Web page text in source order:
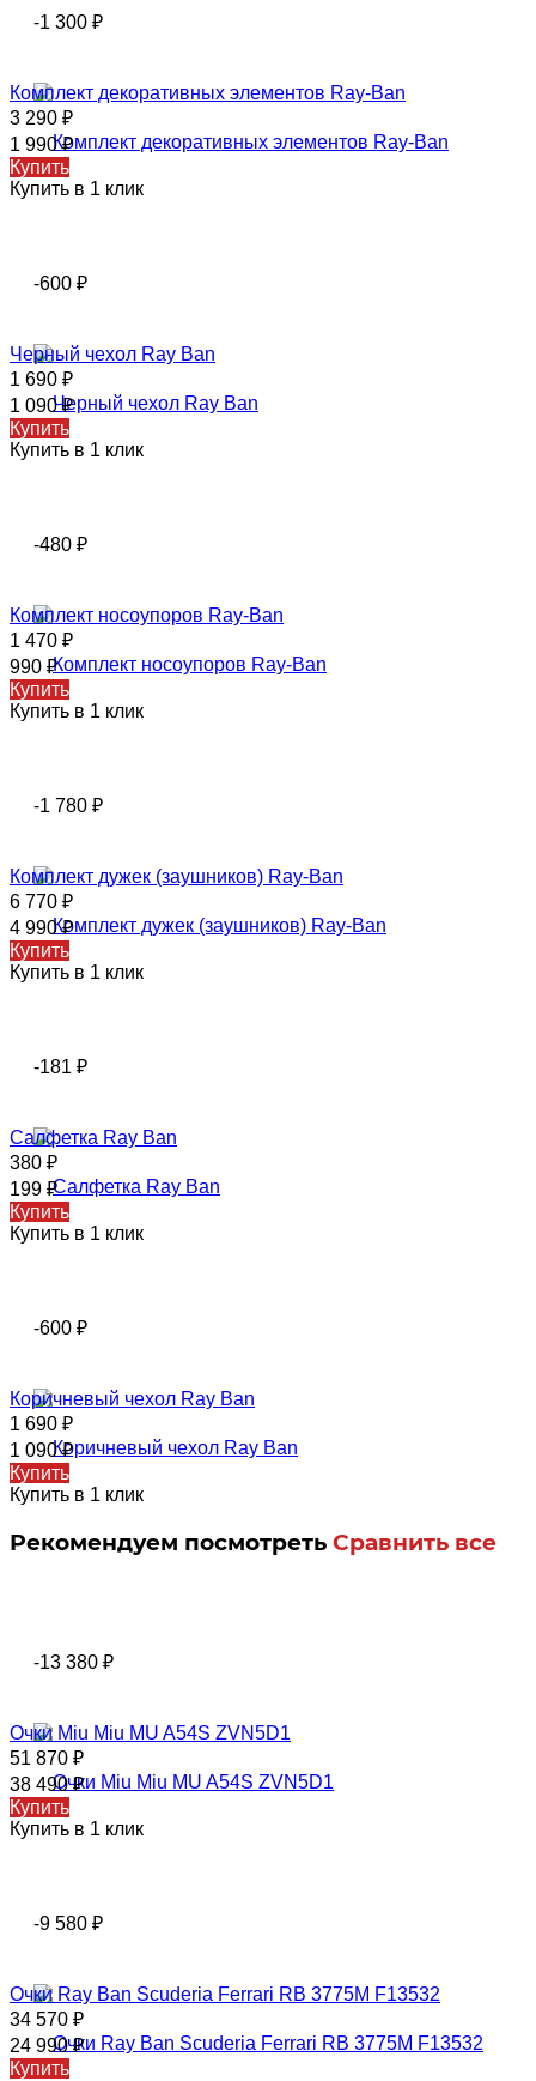
-1 300 ₽
Комплект декоративных элементов Ray-Ban
3 290 ₽
1 990₽
Купить
Купить в 1 клик
-600 ₽
Черный чехол Ray Ban
1 690 ₽
1 090₽
Купить
Купить в 1 клик
-480 ₽
Комплект носоупоров Ray-Ban
1 470 ₽
990 ₽
Купить
Купить в 1 клик
-1 780 ₽
Комплект дужек (заушников) Ray-Ban
6 770 ₽
4 990₽
Купить
Купить в 1 клик
-181 ₽
Салфетка Ray Ban
380 ₽
199 ₽
Купить
Купить в 1 клик
-600 ₽
Коричневый чехол Ray Ban
1 690 ₽
1 090₽
Купить
Купить в 1 клик
Рекомендуем посмотреть Сравнить все
-13 380 ₽
Oчки Miu Miu MU A54S ZVN5D1
51 870 ₽
38 490₽
Купить
Купить в 1 клик
-9 580 ₽
Очки Ray Ban Scuderia Ferrari RB 3775M F13532
34 570 ₽
24 990₽
Купить